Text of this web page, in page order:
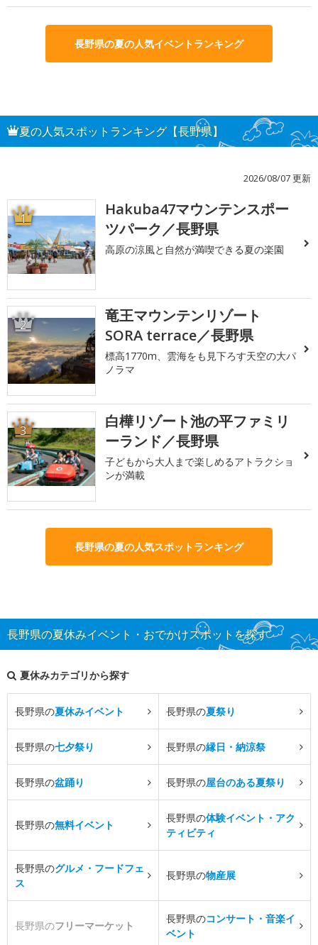
長野県の夏の人気イベントランキング
夏の人気スポットランキング【長野県】
2026/08/07 更新
1
Hakuba47マウンテンスポー
ツパーク／長野県
高原の涼風と自然が満喫できる夏の楽園
2
竜王マウンテンリゾート
SORA terrace／長野県
標高1770m、雲海をも見下ろす天空の大パ
ノラマ
3
白樺リゾート池の平ファミリ
ーランド／長野県
子どもから大人まで楽しめるアトラクショ
ンが満載
長野県の夏の人気スポットランキング
長野県の夏休みイベント・おでかけスポットを探す
夏休みカテゴリから探す
長野県の夏休みイベント 長野県の夏祭り
長野県の七夕祭り 長野県の縁日・納涼祭
長野県の盆踊り 長野県の屋台のある夏祭り
長野県の無料イベント
長野県の体験イベント・アク
ティビティ
長野県のグルメ・フードフェ
ス
長野県の物産展
長野県のフリーマーケット
長野県のコンサート・音楽イ
ベント